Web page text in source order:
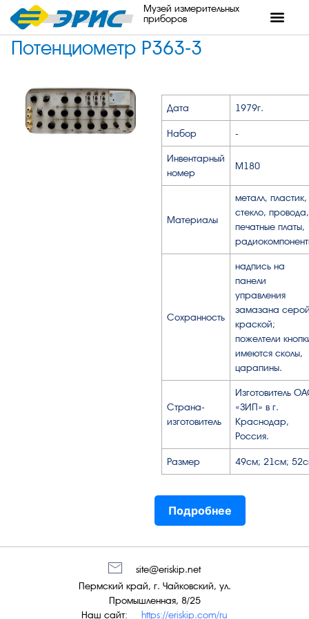
Музей измерительных
приборов
Потенциометр Р363-3
Дата 1979г.
Набор -
Инвентарный
номер
М180
Материалы
металл, пластик,
стекло, провода,
печатные платы,
Сохранность
надпись на
панели
управления
замазана
краской;
пожелтели
имеются сколы,
царапины.
Страна-
изготовитель
Изготовитель
«ЗИП» в г.
Краснодар,
Россия.
Размер 49см; 21см;
Подробнее
Наш сайт: https://eriskip.com/ru
Пермский край, г. Чайковский, ул.
Промышленная, 8/25
site@eriskip.net